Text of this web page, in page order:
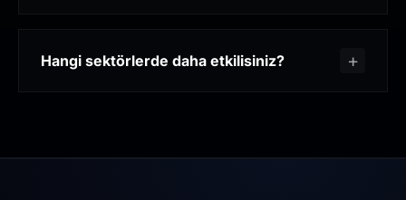
Hangi sektörlerde daha etkilisiniz?